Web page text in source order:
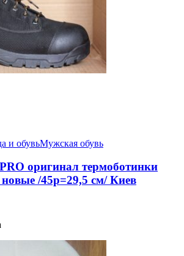
и обувьМужская обувь
оригинал термоботинки
/45р=29,5 см/ Киев